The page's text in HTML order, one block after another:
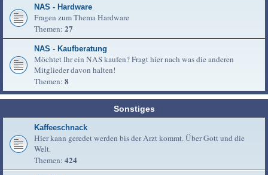
NAS - Hardware
Fragen zum Thema Hardware
Themen: 27
NAS - Kaufberatung
Möchtet Ihr ein NAS kaufen? Fragt hier nach was die anderen
Mitglieder davon halten!
Themen: 8
Sonstiges
Kaffeeschnack
Hier kann geredet werden bis der Arzt kommt. Über Gott und die
Welt.
Themen: 424